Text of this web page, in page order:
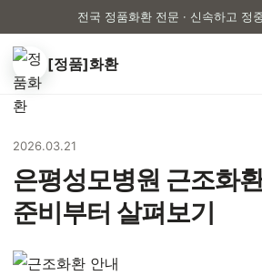
전국 정품화환 전문 · 신속하고 정
[정품]화환
2026.03.21
은평성모병원 근조화
준비부터 살펴보기